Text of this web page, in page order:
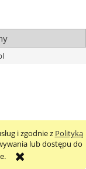
i zgodnie z Polityką
lub dostępu do